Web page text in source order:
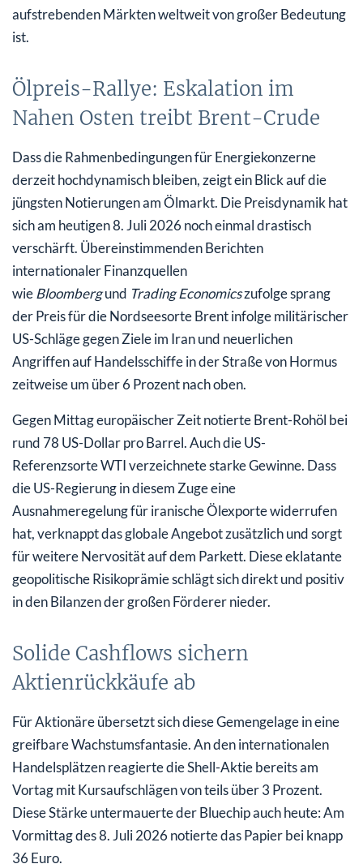
aufstrebenden Märkten weltweit von großer Bedeutung
ist.
Ölpreis-Rallye: Eskalation im
Nahen Osten treibt Brent-Crude
Dass die Rahmenbedingungen für Energiekonzerne
derzeit hochdynamisch bleiben, zeigt ein Blick auf die
jüngsten Notierungen am Ölmarkt. Die Preisdynamik hat
sich am heutigen 8. Juli 2026 noch einmal drastisch
verschärft. Übereinstimmenden Berichten
internationaler Finanzquellen
wieBloombergund Trading Economicszufolge sprang
der Preis für die Nordseesorte Brent infolge militärischer
US-Schläge gegen Ziele im Iran und neuerlichen
Angriffen auf Handelsschiffe in der Straße von Hormus
zeitweise um über 6 Prozent nach oben.
Gegen Mittag europäischer Zeit notierte Brent-Rohöl bei
rund 78 US-Dollar pro Barrel. Auch die US-
Referenzsorte WTI verzeichnete starke Gewinne. Dass
die US-Regierung in diesem Zuge eine
Ausnahmeregelung für iranische Ölexporte widerrufen
hat, verknappt das globale Angebot zusätzlich und sorgt
für weitere Nervosität auf dem Parkett. Diese eklatante
geopolitische Risikoprämie schlägt sich direkt und positiv
in den Bilanzen der großen Förderer nieder.
Solide Cashflows sichern
Aktienrückkäufe ab
Für Aktionäre übersetzt sich diese Gemengelage in eine
greifbare Wachstumsfantasie. An den internationalen
Handelsplätzen reagierte die Shell-Aktie bereits am
Vortag mit Kursaufschlägen von teils über 3 Prozent.
Diese Stärke untermauerte der Bluechip auch heute: Am
Vormittag des 8. Juli 2026 notierte das Papier bei knapp
36 Euro.